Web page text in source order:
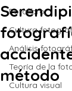
Fotolibro
Cultura
Análisis
Teoría de la
Cultura visual
método